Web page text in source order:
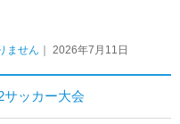
ません ｜ 2026年7月11日
サッカー大会